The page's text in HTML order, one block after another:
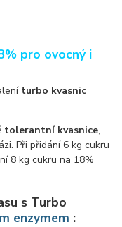
pro ovocný i
turbo kvasnic
tolerantní kvasnice,
Při přidání 6 kg cukru
8 kg cukru na 18%
s Turbo
enzymem :